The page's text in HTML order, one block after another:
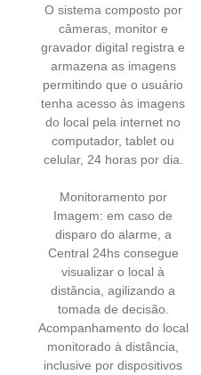
O sistema composto por
câmeras, monitor e
gravador digital registra e
armazena as imagens
permitindo que o usuário
tenha acesso às imagens
do local pela internet no
computador, tablet ou
celular, 24 horas por dia.
Monitoramento por
Imagem: em caso de
disparo do alarme, a
Central 24hs consegue
visualizar o local à
distância, agilizando a
tomada de decisão.
Acompanhamento do local
monitorado à distância,
inclusive por dispositivos